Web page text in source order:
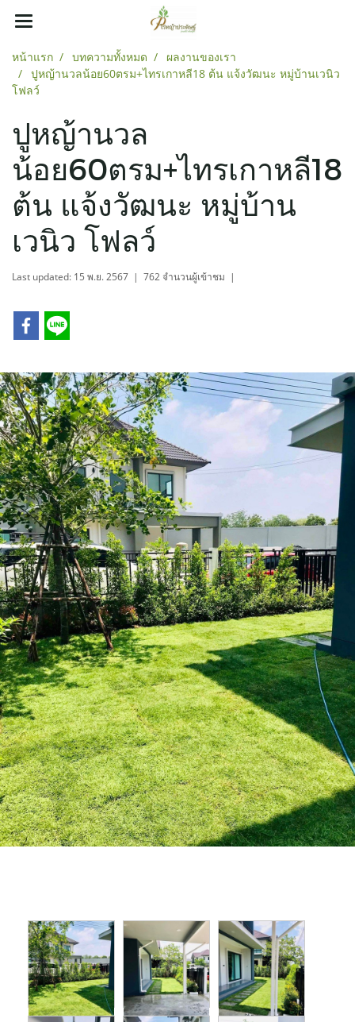
หน้าแรก บทความทั้งหมด
ผลงานของเรา
ปูหญ้านวลน้อย60ตรม+ไทรเกาหลี18 ต้น แจ้งวัฒนะ หมู่บ้านเวนิว
โฟลว์
ปูหญ้านวล
น้อย60ตรม+ไทรเกาหลี18
ต้น แจ้งวัฒนะ หมู่บ้าน
เวนิว โฟลว์
Last updated: 15 พ.ย. 2567 | 762 จำนวนผู้เข้าชม |